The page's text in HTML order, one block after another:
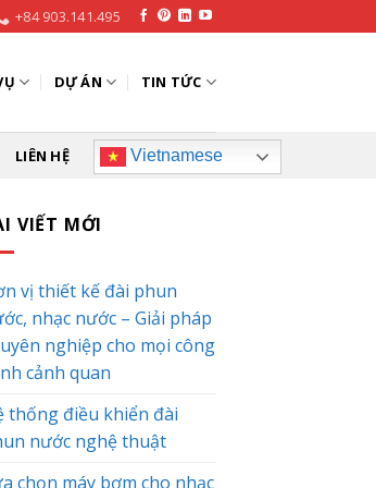
+84 903.141.495
DỰ ÁN TIN TỨC
LIÊN HỆ Vietnamese
VIẾT MỚI
vị thiết kế đài phun
nhạc nước – Giải pháp
nghiệp cho mọi công
cảnh quan
thống điều khiển đài
nước nghệ thuật
chọn máy bơm cho nhạc